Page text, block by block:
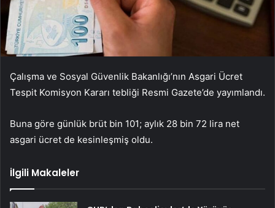
Çalışma ve Sosyal Güvenlik Bakanlığı’nın Asgari Ücret
Tespit Komisyon Kararı tebliği Resmi Gazete’de yayımlandı.
Buna göre günlük brüt bin 101; aylık 28 bin 72 lira net
asgari ücret de kesinleşmiş oldu.
İlgili Makaleler